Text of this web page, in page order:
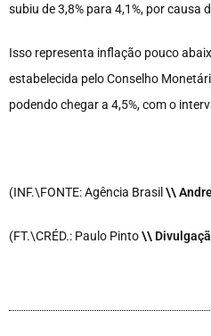
subiu de 3,8% para 4,1%, por causa
Isso representa inflação pouco
estabelecida pelo Conselho
podendo chegar a 4,5%, com o
(INF.\FONTE: Agência Brasil \\
(FT.\CRÉD.: Paulo Pinto\\